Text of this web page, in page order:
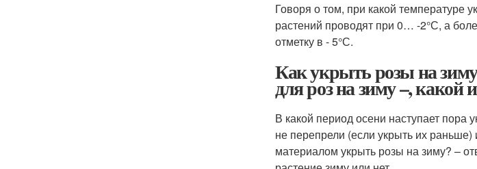
Говоря о том, при какой температуре
растений проводят при 0… -2°С, а
отметку в - 5°С.
Как укрыть розы на
для роз на зиму –, какой
В какой период осени наступает пора
не перепрели (если укрыть их
материалом укрыть розы на зиму? –